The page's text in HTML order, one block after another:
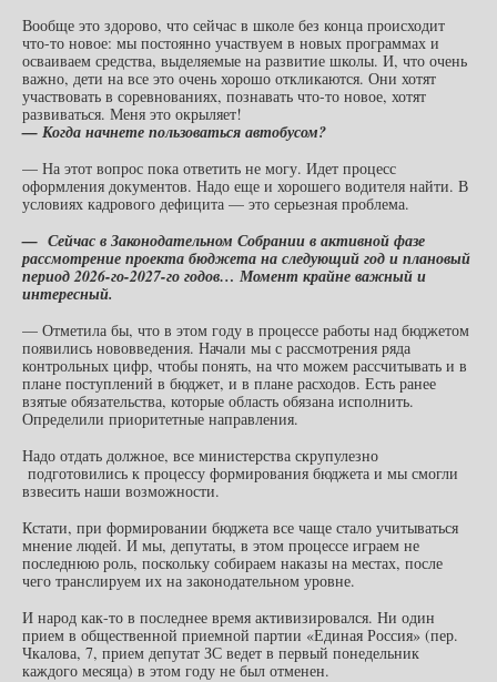
Вообще это здорово, что сейчас в школе без конца происходит
что-то новое: мы постоянно участвуем в новых программах и
осваиваем средства, выделяемые на развитие школы. И, что очень
важно, дети на все это очень хорошо откликаются. Они хотят
участвовать в соревнованиях, познавать что-то новое, хотят
развиваться. Меня это окрыляет!
— Когда начнете пользоваться автобусом?
— На этот вопрос пока ответить не могу. Идет процесс
оформления документов. Надо еще и хорошего водителя найти. В
условиях кадрового дефицита — это серьезная проблема.
— Сейчас в Законодательном Собрании в активной фазе
рассмотрение проекта бюджета на следующий год и плановый
период 2026-го-2027-го годов… Момент крайне важный и
интересный.
— Отметила бы, что в этом году в процессе работы над бюджетом
появились нововведения. Начали мы с рассмотрения ряда
контрольных цифр, чтобы понять, на что можем рассчитывать и в
плане поступлений в бюджет, и в плане расходов. Есть ранее
взятые обязательства, которые область обязана исполнить.
Определили приоритетные направления.
Надо отдать должное, все министерства скрупулезно
подготовились к процессу формирования бюджета и мы смогли
взвесить наши возможности.
Кстати, при формировании бюджета все чаще стало учитываться
мнение людей. И мы, депутаты, в этом процессе играем не
последнюю роль, поскольку собираем наказы на местах, после
чего транслируем их на законодательном уровне.
И народ как-то в последнее время активизировался. Ни один
прием в общественной приемной партии «Единая Россия» (пер.
Чкалова, 7, прием депутат ЗС ведет в первый понедельник
каждого месяца) в этом году не был отменен.